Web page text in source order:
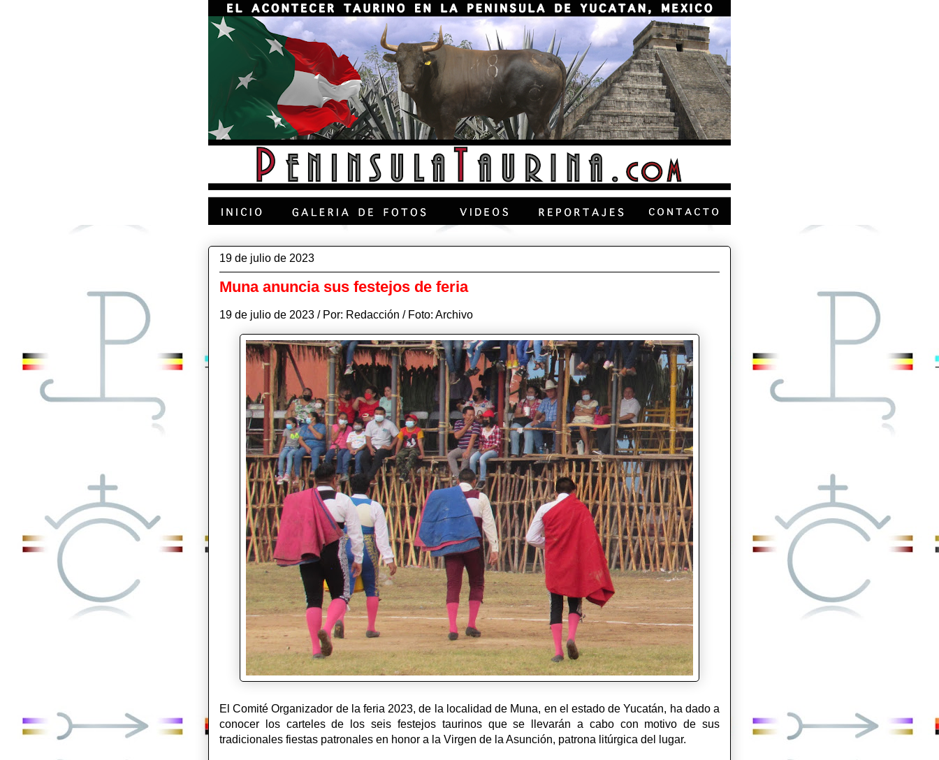
19 de julio de 2023
Muna anuncia sus festejos de feria
19 de julio de 2023 / Por: Redacción / Foto: Archivo
El Comité Organizador de la feria 2023, de la localidad de Muna, en el estado de Yucatán, ha dado a
conocer los carteles de los seis festejos taurinos que se llevarán a cabo con motivo de sus
tradicionales fiestas patronales en honor a la Virgen de la Asunción, patrona litúrgica del lugar.